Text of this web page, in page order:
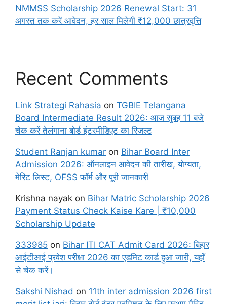
NMMSS Scholarship 2026 Renewal Start: 31
अगस्त तक करें आवेदन, हर साल मिलेगी ₹12,000 छात्रवृत्ति
Recent Comments
Link Strategi Rahasia on TGBIE Telangana
Board Intermediate Result 2026: आज सुबह 11 बजे
चेक करें तेलंगाना बोर्ड इंटरमीडिएट का रिजल्ट
Student Ranjan kumar on Bihar Board Inter
Admission 2026: ऑनलाइन आवेदन की तारीख, योग्यता,
मेरिट लिस्ट, OFSS फॉर्म और पूरी जानकारी
Krishna nayak on Bihar Matric Scholarship 2026
Payment Status Check Kaise Kare | ₹10,000
Scholarship Update
333985 on Bihar ITI CAT Admit Card 2026: बिहार
आईटीआई प्रवेश परीक्षा 2026 का एडमिट कार्ड हुआ जारी, यहाँ
से चेक करें।
Sakshi Nishad on 11th inter admission 2026 first